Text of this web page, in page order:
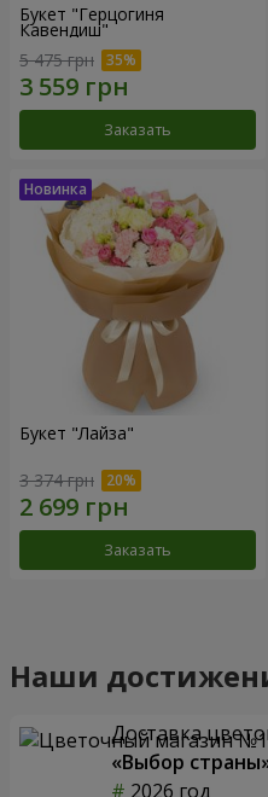
Букет "Герцогиня
Кавендиш"
5 475 грн
Заказать
Букет "Лайза"
3 374 грн
Заказать
Наши
Доставка
«Выбор
2026 год